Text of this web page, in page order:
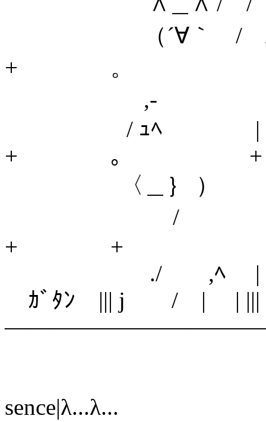
（´∀
+ 。
,-
/ ｭﾍ |
+ 。 +
〈＿｝
/ !
+ +
./ ,ﾍ |
ｶﾞﾀﾝ ||| j / | | |||
sence|λ...λ...